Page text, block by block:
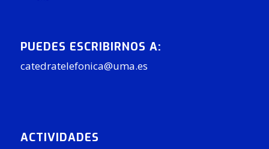
PUEDES ESCRIBIRNOS A:
catedratelefonica@uma.es
ACTIVIDADES